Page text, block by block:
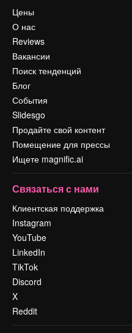
Цены
О нас
Reviews
Вакансии
Поиск тенденций
Блог
События
Slidesgo
Продайте свой контент
Помещение для прессы
Ищете magnific.ai
Связаться с нами
Клиентская поддержка
Instagram
YouTube
LinkedIn
TikTok
Discord
X
Reddit